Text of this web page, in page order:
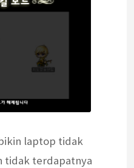
laptop tidak
tidak terdapatnya